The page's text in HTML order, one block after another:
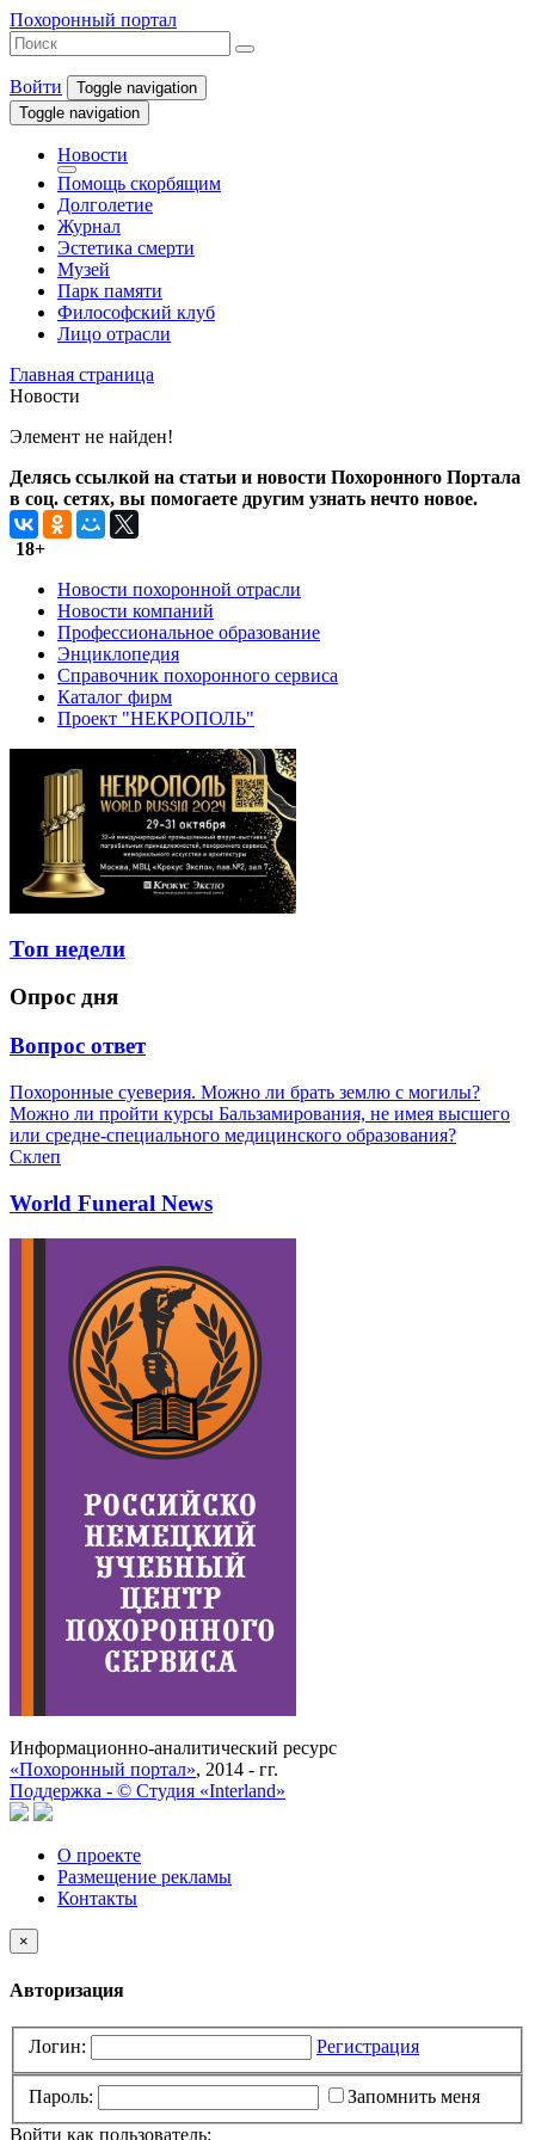
Похоронный портал
Войти
Toggle navigation
Toggle navigation
Новости
Помощь скорбящим
Долголетие
Журнал
Эстетика смерти
Музей
Парк памяти
Философский клуб
Лицо отрасли
Главная страница
Новости
Элемент не найден!
Делясь ссылкой на статьи и новости Похоронного Портала
в соц. сетях, вы помогаете другим узнать нечто новое.
18+
Новости похоронной отрасли
Новости компаний
Профессиональное образование
Энциклопедия
Справочник похоронного сервиса
Каталог фирм
Проект "НЕКРОПОЛЬ"
Топ недели
Опрос дня
Вопрос ответ
Похоронные суеверия. Можно ли брать землю с могилы?
Можно ли пройти курсы Бальзамирования, не имея высшего
или средне-специального медицинского образования?
Склеп
World Funeral News
Информационно-аналитический ресурс
«Похоронный портал», 2014 - гг.
Поддержка - © Cтудия «Interland»
О проекте
Размещение рекламы
Контакты
×
Авторизация
Логин: Регистрация
Пароль:
Запомнить меня
Войти как пользователь: